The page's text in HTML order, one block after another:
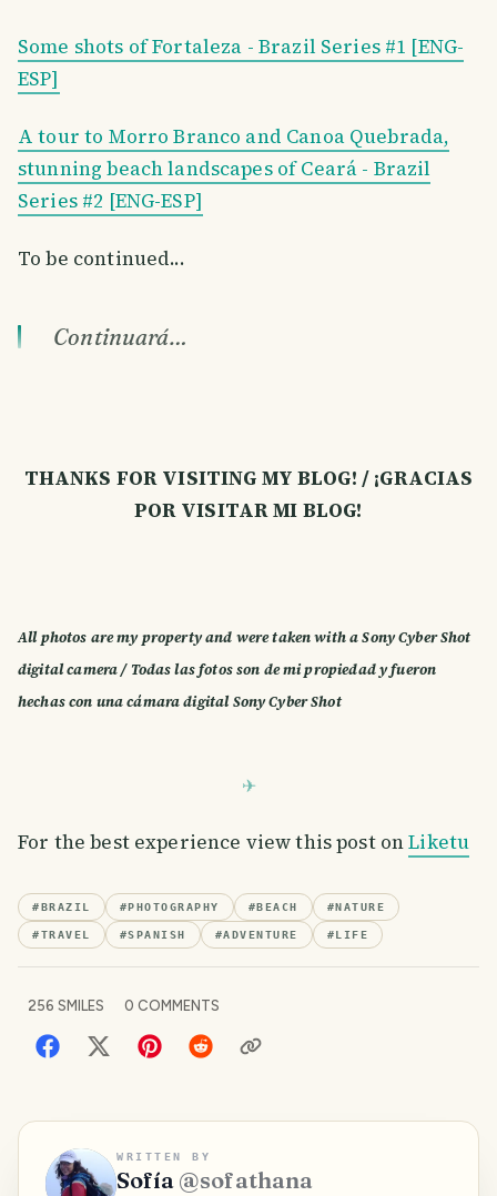
Some shots of Fortaleza - Brazil Series #1 [ENG-
ESP]
A tour to Morro Branco and Canoa Quebrada,
stunning beach landscapes of Ceará - Brazil
Series #2 [ENG-ESP]
To be continued...
Continuará…
THANKS FOR VISITING MY BLOG! / ¡GRACIAS
POR VISITAR MI BLOG!
All photos are my property and were taken with a Sony Cyber Shot
digital camera / Todas las fotos son de mi propiedad y fueron
hechas con una cámara digital Sony Cyber Shot
For the best experience view this post onLiketu
#BRAZIL #PHOTOGRAPHY #BEACH #NATURE
#TRAVEL #SPANISH #ADVENTURE #LIFE
256 SMILES 0 COMMENTS
WRITTEN BY
Sofía @sofathana